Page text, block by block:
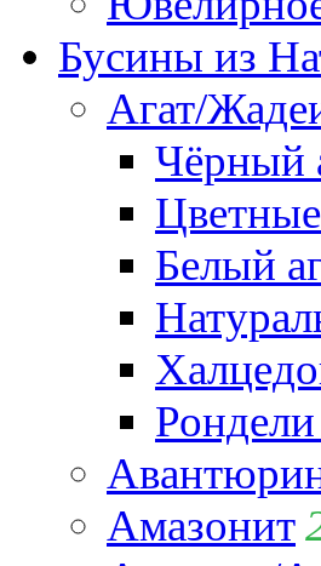
Бусины из
Агат/
Чёрный
Белый
Амазонит